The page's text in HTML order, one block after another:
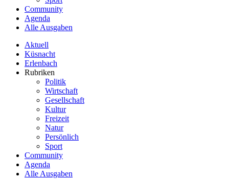
Community
Agenda
Alle Ausgaben
Aktuell
Küsnacht
Erlenbach
Rubriken
Politik
Wirtschaft
Gesellschaft
Kultur
Freizeit
Natur
Persönlich
Sport
Community
Agenda
Alle Ausgaben